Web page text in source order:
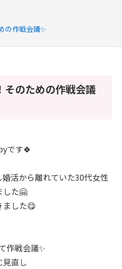
の作戦会議✨
そのための作戦会議
です🍀
活から離れていた30代女性
した🤗
ました😋
作戦会議✨
直し